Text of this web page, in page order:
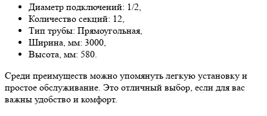
Диаметр подключений: 1/2,
Количество секций: 12,
Тип трубы: Прямоугольная,
Ширина, мм: 3000,
Высота, мм: 580.
Среди преимуществ можно упомянуть легкую установку и
простое обслуживание. Это отличный выбор, если для вас
важны удобство и комфорт.